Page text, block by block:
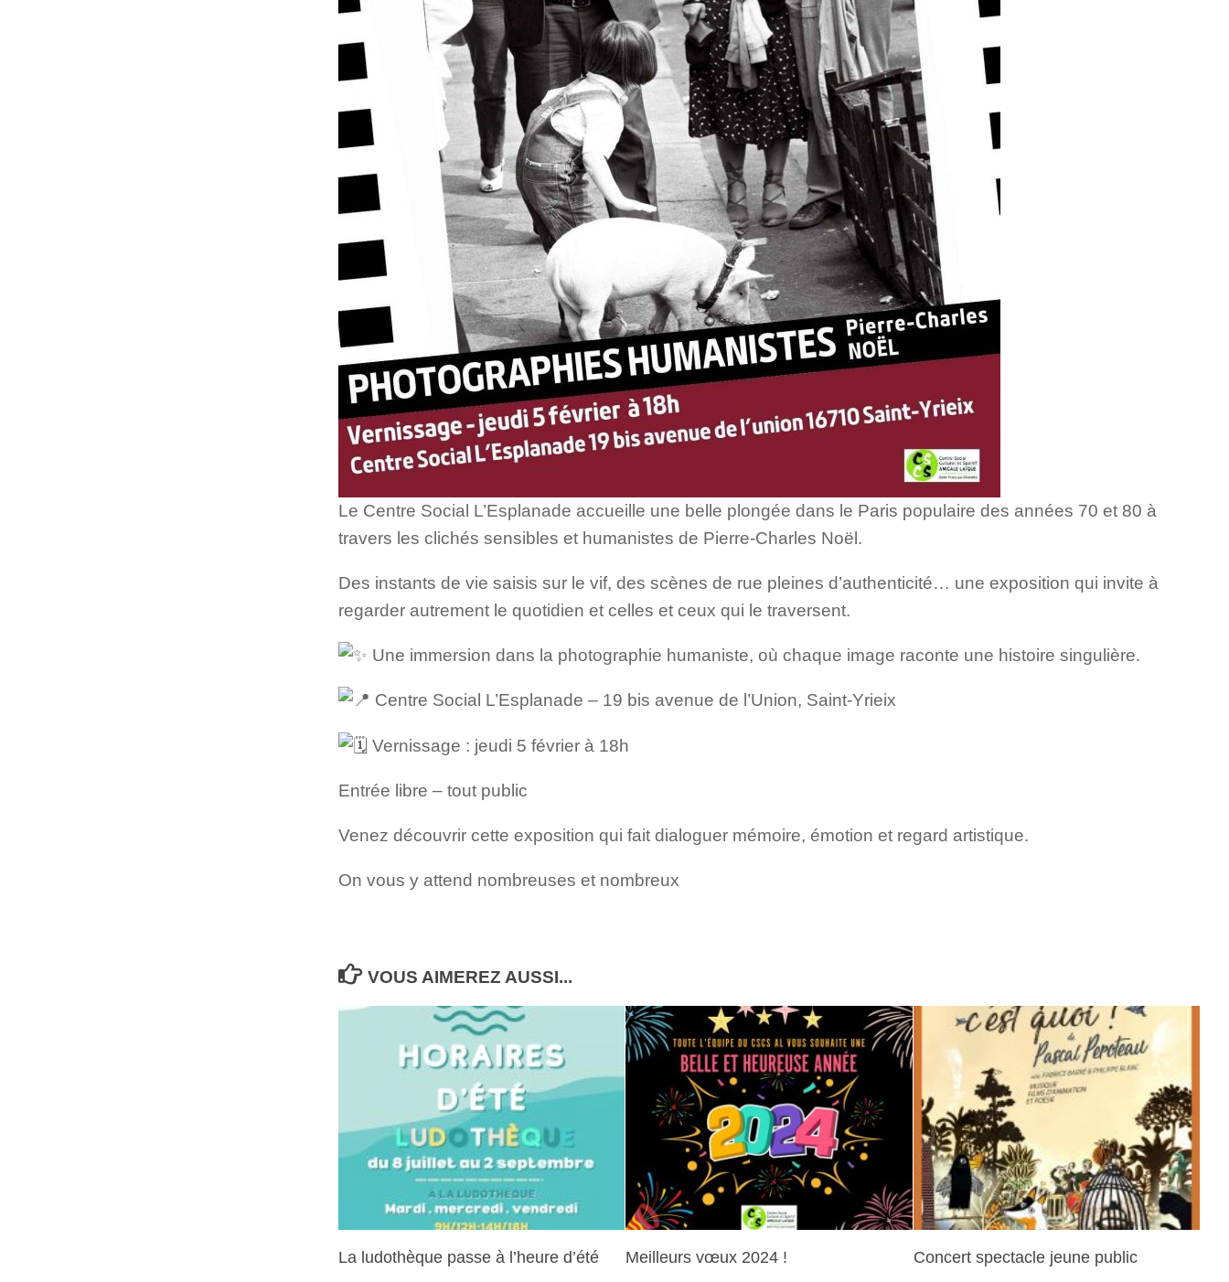
Le Centre Social L’Esplanade accueille une belle plongée dans le Paris populaire des années 70 et 80 à
travers les clichés sensibles et humanistes de Pierre-Charles Noël.
Des instants de vie saisis sur le vif, des scènes de rue pleines d’authenticité… une exposition qui invite à
regarder autrement le quotidien et celles et ceux qui le traversent.
Une immersion dans la photographie humaniste, où chaque image raconte une histoire singulière.
Centre Social L’Esplanade – 19 bis avenue de l’Union, Saint-Yrieix
Vernissage : jeudi 5 février à 18h
Entrée libre – tout public
Venez découvrir cette exposition qui fait dialoguer mémoire, émotion et regard artistique.
On vous y attend nombreuses et nombreux
VOUS AIMEREZ AUSSI...
La ludothèque passe à l’heure d’été Meilleurs vœux 2024 ! Concert spectacle jeune public